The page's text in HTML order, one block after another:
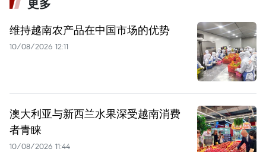
更多
维持越南农产品在中国市场的优势
10/08/2026 12:11
澳大利亚与新西兰水果深受越南消费
者青睐
10/08/2026 11:44